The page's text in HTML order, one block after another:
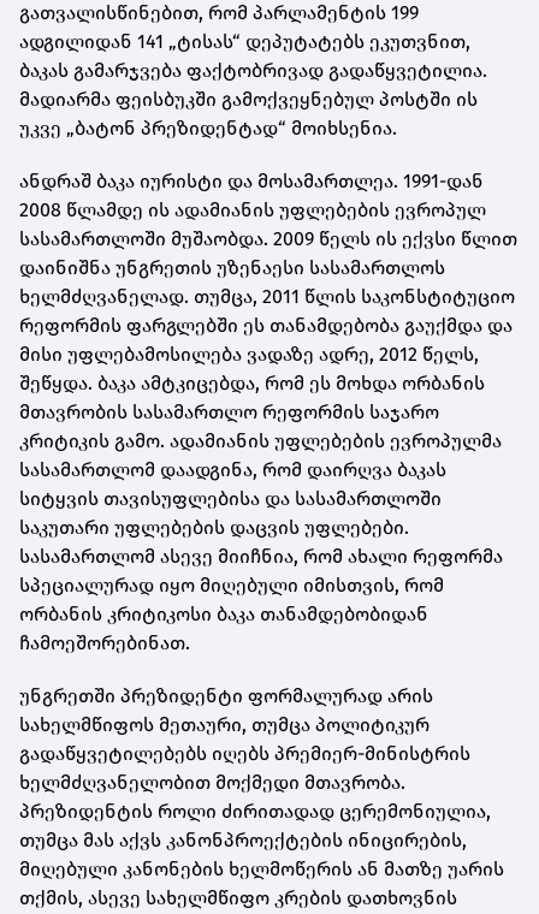
გათვალისწინებით, რომ პარლამენტის 199
ადგილიდან 141 „ტისას“ დეპუტატებს ეკუთვნით,
ბაკას გამარჯვება ფაქტობრივად გადაწყვეტილია.
მადიარმა ფეისბუკში გამოქვეყნებულ პოსტში ის
უკვე „ბატონ პრეზიდენტად“ მოიხსენია.
ანდრაშ ბაკა იურისტი და მოსამართლეა. 1991-დან
2008 წლამდე ის ადამიანის უფლებების ევროპულ
სასამართლოში მუშაობდა. 2009 წელს ის ექვსი წლით
დაინიშნა უნგრეთის უზენაესი სასამართლოს
ხელმძღვანელად. თუმცა, 2011 წლის საკონსტიტუციო
რეფორმის ფარგლებში ეს თანამდებობა გაუქმდა და
მისი უფლებამოსილება ვადაზე ადრე, 2012 წელს,
შეწყდა. ბაკა ამტკიცებდა, რომ ეს მოხდა ორბანის
მთავრობის სასამართლო რეფორმის საჯარო
კრიტიკის გამო. ადამიანის უფლებების ევროპულმა
სასამართლომ დაადგინა, რომ დაირღვა ბაკას
სიტყვის თავისუფლებისა და სასამართლოში
საკუთარი უფლებების დაცვის უფლებები.
სასამართლომ ასევე მიიჩნია, რომ ახალი რეფორმა
სპეციალურად იყო მიღებული იმისთვის, რომ
ორბანის კრიტიკოსი ბაკა თანამდებობიდან
ჩამოეშორებინათ.
უნგრეთში პრეზიდენტი ფორმალურად არის
სახელმწიფოს მეთაური, თუმცა პოლიტიკურ
გადაწყვეტილებებს იღებს პრემიერ-მინისტრის
ხელმძღვანელობით მოქმედი მთავრობა.
პრეზიდენტის როლი ძირითადად ცერემონიულია,
თუმცა მას აქვს კანონპროექტების ინიცირების,
მიღებული კანონების ხელმოწერის ან მათზე უარის
თქმის, ასევე სახელმწიფო კრების დათხოვნის